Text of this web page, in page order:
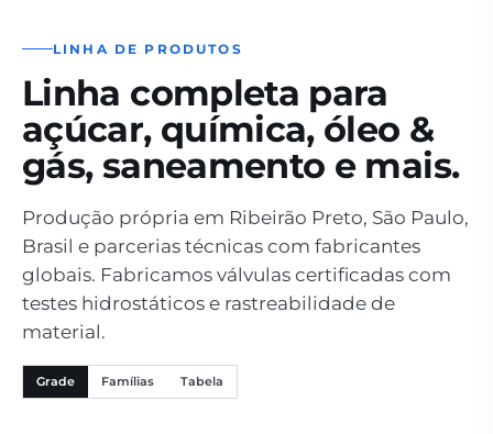
LINHA DE PRODUTOS
Linha completa para
açúcar, química, óleo &
gás, saneamento e mais.
Produção própria em Ribeirão Preto, São Paulo,
Brasil e parcerias técnicas com fabricantes
globais. Fabricamos válvulas certificadas com
testes hidrostáticos e rastreabilidade de
material.
Grade Famílias Tabela